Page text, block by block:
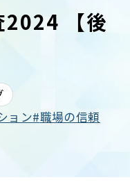
2024 【後
ョン 職場の信頼